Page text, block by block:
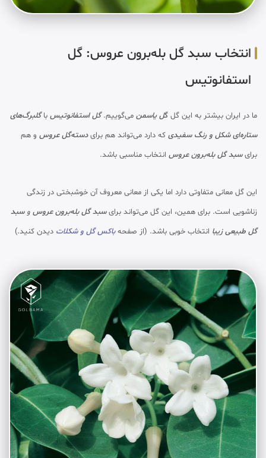
انتخاب سبد گل بله‌برون عروس: گل
استفانوتیس
ما در ایران بیشتر به این گل‌ گل یاسمن می‌گوییم.گل استفانوتیس با گلبرگ‌های
ستاره‌ای شکل و رنگ سفیدی که دارد می‌تواند هم برایدسته‌گل عروس و هم
برایسبد گل بله‌برون عروس انتخاب مناسبی باشد.
این گل معانی متفاوتی دارد اما یکی از معانی معروف آن خوشبختی در زندگی
زناشویی است. برای همین، این گل می‌تواند برایسبد گل بله‌برون عروس و سبد
گل طبیعی زیبا انتخاب خوبی باشد. (از صفحهباکس گل و شکلات دیدن کنید.)